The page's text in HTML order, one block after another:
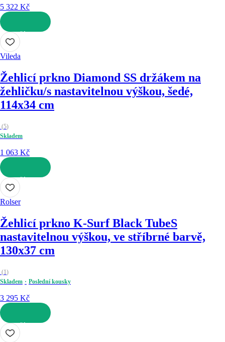
5 322 Kč
DO KOŠÍKU
Vileda
Žehlicí prkno Diamond SS držákem na
žehličku/s nastavitelnou výškou, šedé,
114x34 cm
(5)
Skladem
1 063 Kč
DO KOŠÍKU
Rolser
Žehlicí prkno K-Surf Black TubeS
nastavitelnou výškou, ve stříbrné barvě,
130x37 cm
(1)
Skladem
Poslední kousky
3 295 Kč
DO KOŠÍKU